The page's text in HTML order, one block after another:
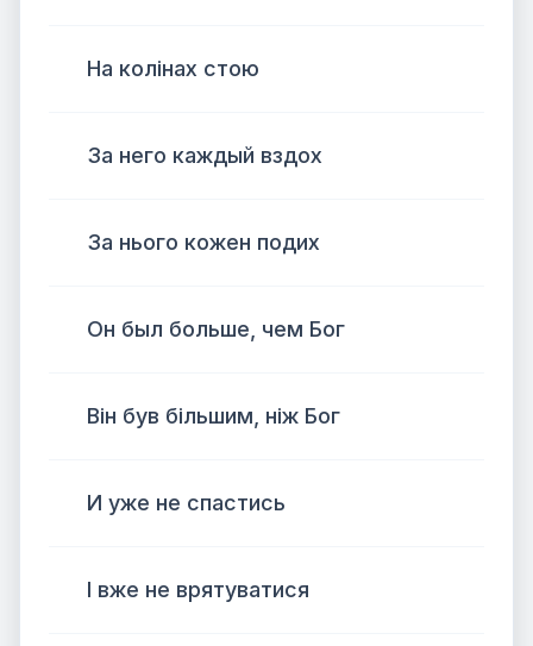
На колінах стою
За него каждый вздох
За нього кожен подих
Он был больше, чем Бог
Він був більшим, ніж Бог
И уже не спастись
І вже не врятуватися